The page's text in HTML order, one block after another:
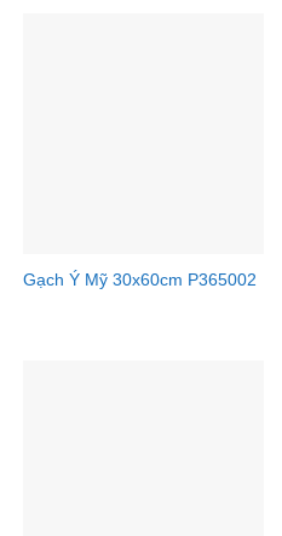
Gạch Ý Mỹ 30x60cm P365002